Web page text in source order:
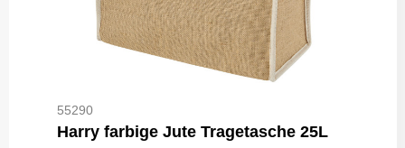
55290
Harry farbige Jute Tragetasche 25L